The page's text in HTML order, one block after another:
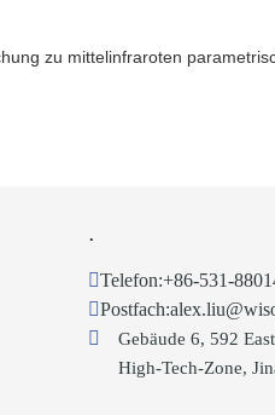
.
Telefon:+86-531-
Postfach:
Gebäude 6, 592
High-Tech-Zone,